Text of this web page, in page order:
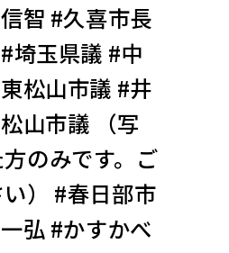
智 #久喜市長
埼玉県議 #中
松山市議 #井
山市議 （写
のみです。ご
） #春日部市
弘 #かすかべ